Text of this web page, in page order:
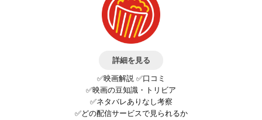
詳細を見る
✅映画解説 ✅口コミ
✅映画の豆知識・トリビア
✅ネタバレありなし考察
✅どの配信サービスで見られるか